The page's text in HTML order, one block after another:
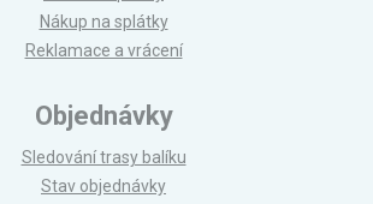
Nákup na splátky
Reklamace a vrácení
Objednávky
Sledování trasy balíku
Stav objednávky